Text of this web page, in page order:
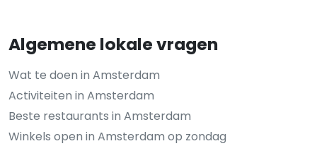
Algemene lokale vragen
Wat te doen in Amsterdam
Activiteiten in Amsterdam
Beste restaurants in Amsterdam
Winkels open in Amsterdam op zondag